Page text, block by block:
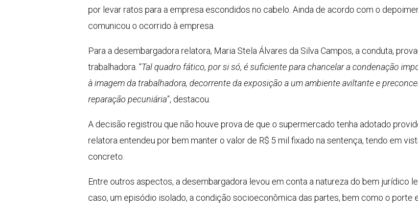
por levar ratos para a empresa escondidos no cabelo. Ainda de acordo com o
comunicou o ocorrido à empresa.
Para a desembargadora relatora, Maria Stela Álvares da Silva Campos, a conduta,
trabalhadora. “Tal quadro fático, por si só, é suficiente para chancelar a condenação
à imagem da trabalhadora, decorrente da exposição a um ambiente aviltante e
reparação pecuniária”, destacou.
A decisão registrou que não houve prova de que o supermercado tenha adotado
relatora entendeu por bem manter o valor de R$ 5 mil fixado na sentença, tendo em
concreto.
Entre outros aspectos, a desembargadora levou em conta a natureza do bem jurídico
caso, um episódio isolado, a condição socioeconômica das partes, bem como o porte